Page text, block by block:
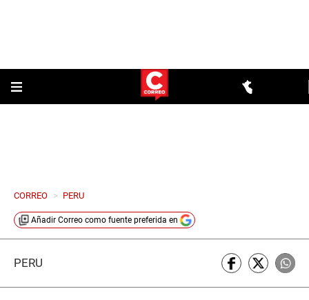
CORREO > PERU
Añadir Correo como fuente preferida en
PERÚ